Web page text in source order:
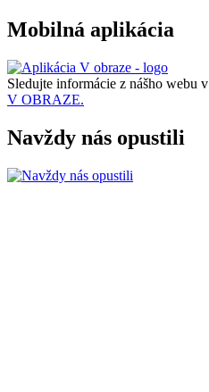
Mobilná aplikácia
Sledujte informácie z nášho webu v
V OBRAZE.
Navždy nás opustili